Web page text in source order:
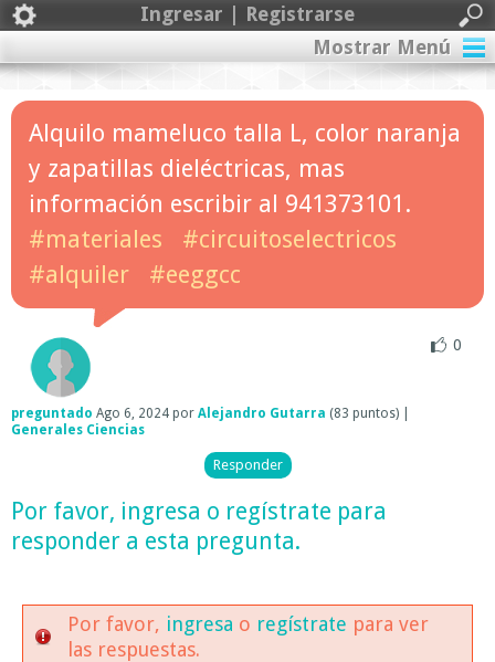
Ingresar | Registrarse
Mostrar Menú
Alquilo mameluco talla L, color naranja
y zapatillas dieléctricas, mas
información escribir al 941373101.
#materiales
#circuitoselectricos
#alquiler
#eeggcc
0
preguntado Ago 6, 2024 por Alejandro Gutarra (83 puntos)
Generales Ciencias
Por favor, ingresa o regístrate para
responder a esta pregunta.
Por favor, ingresa o regístrate para ver
las respuestas.